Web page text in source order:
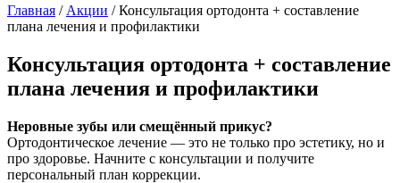
Главная / Акции /Консультация ортодонта + составление
плана лечения и профилактики
Консультация ортодонта + составление
плана лечения и профилактики
Неровные зубы или смещённый прикус?
Ортодонтическое лечение — это не только про эстетику, но и
про здоровье. Начните с консультации и получите
персональный план коррекции.